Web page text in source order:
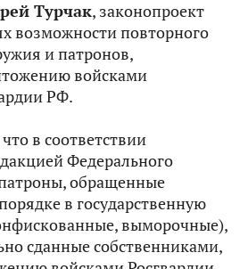
Турчак, законопроект
возможности повторного
и патронов,
войсками
РФ.
в соответствии
Федерального
обращенные
в государственную
выморочные),
сданные собственниками,